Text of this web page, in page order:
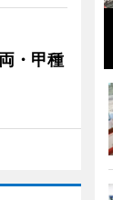
・甲種